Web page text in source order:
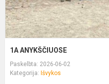
1A ANYKŠČIUOSE
Paskelbta: 2026-06-02
Kategorija: Išvykos